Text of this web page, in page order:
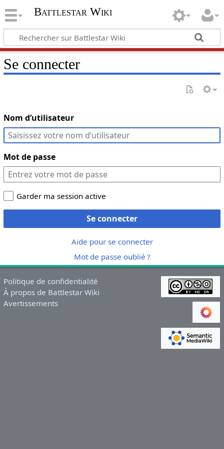
Battlestar Wiki
Se connecter
Nom d’utilisateur
Mot de passe
Garder ma session active
Se connecter
Aide pour se connecter
Mot de passe oublié ?
Politique de confidentialité
À propos de Battlestar Wiki
Avertissements